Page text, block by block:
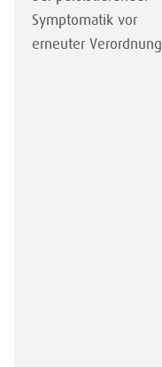
Symptomatik vor
erneuter Verordnung